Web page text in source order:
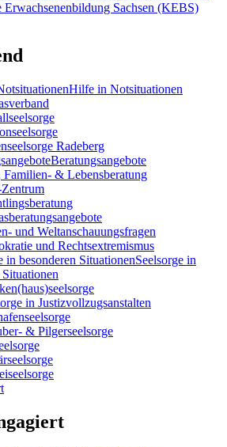
Erwachsenenbildung Sachsen (KEBS)
Hilfe in Notsituationen
Radeberg
Beratungsangebote
Familien- & Lebensberatung
und Weltanschauungsfragen
und Rechtsextremismus
Seelsorge in
in Justizvollzugsanstalten
& Pilgerseelsorge